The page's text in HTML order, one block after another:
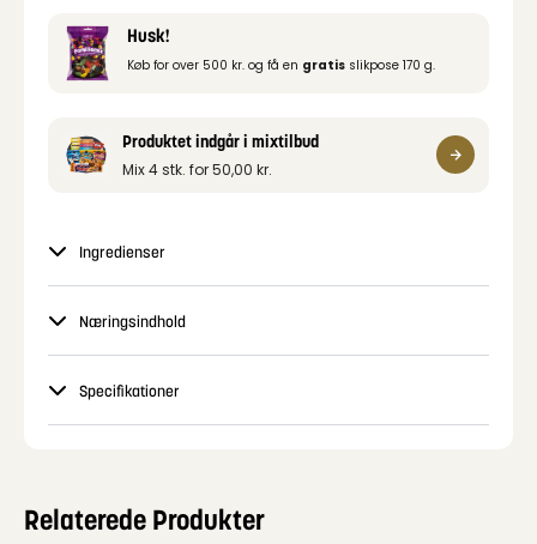
Husk!
Køb for over 500 kr. og få en gratis slikpose 170 g.
Produktet indgår i mixtilbud
Mix 4 stk. for50,00kr.
Ingredienser
Næringsindhold
Specifikationer
Relaterede Produkter